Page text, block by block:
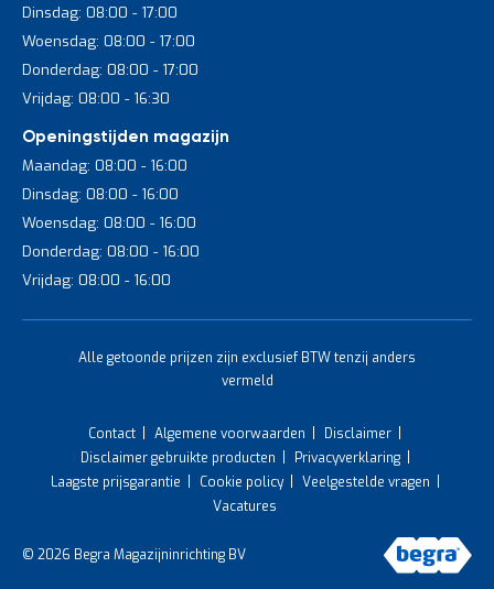
Dinsdag: 08:00 - 17:00
Woensdag: 08:00 - 17:00
Donderdag: 08:00 - 17:00
Vrijdag: 08:00 - 16:30
Openingstijden magazijn
Maandag: 08:00 - 16:00
Dinsdag: 08:00 - 16:00
Woensdag: 08:00 - 16:00
Donderdag: 08:00 - 16:00
Vrijdag: 08:00 - 16:00
Alle getoonde prijzen zijn exclusief BTW tenzij anders
vermeld
Contact Algemene voorwaarden
Disclaimer
Disclaimer gebruikte producten
Privacyverklaring
Laagste prijsgarantie
Cookie policy
Veelgestelde vragen
Vacatures
© 2026 Begra Magazijninrichting BV